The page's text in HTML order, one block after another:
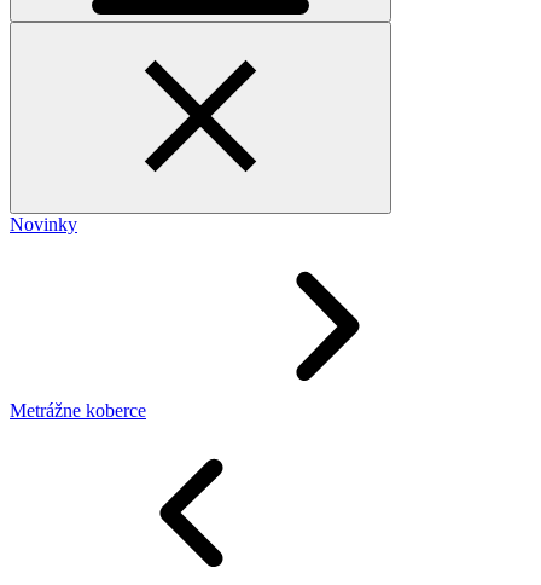
Novinky
Metrážne koberce